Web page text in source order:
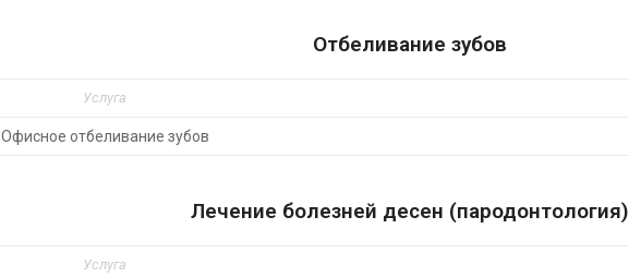
Отбеливание зубов
Услуга
Офисное отбеливание зубов
Лечение болезней десен (пародонтология)
Услуга